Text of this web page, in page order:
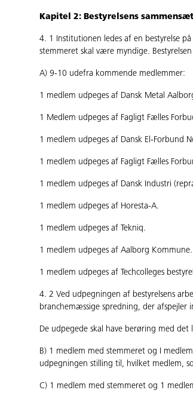
Kapitel 2: Bestyrelsens
4. 1 Institutionen ledes af en bestyrelse
stemmeret skal være myndige.
A) 9-10 udefra kommende medlemmer:
1 medlem udpeges af Dansk Metal
1 Medlem udpeges af Fagligt Fælles
1 medlem udpeges af Dansk El-Forbund
1 medlem udpeges af Fagligt Fælles
1 medlem udpeges af Dansk Industri
1 medlem udpeges af Horesta-A.
1 medlem udpeges af Tekniq.
1 medlem udpeges af Aalborg Kommune.
1 medlem udpeges af Techcolleges
4. 2 Ved udpegningen af bestyrelsens
branchemæssige spredning, der afspejler
De udpegede skal have berøring med det
B) 1 medlem med stemmeret og I
udpegningen stilling til, hvilket medlem,
C) 1 medlem med stemmeret og 1